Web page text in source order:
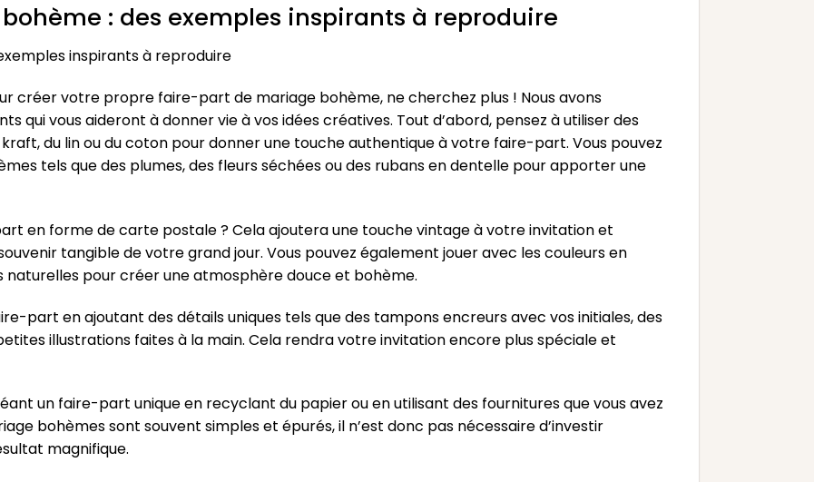
: des exemples inspirants à reproduire
inspirants à reproduire
créer votre propre faire-part de mariage bohème, ne cherchez plus ! Nous avons
qui vous aideront à donner vie à vos idées créatives. Tout d’abord, pensez à utiliser des
du lin ou du coton pour donner une touche authentique à votre faire-part. Vous pouvez
tels que des plumes, des fleurs séchées ou des rubans en dentelle pour apporter une
en forme de carte postale ? Cela ajoutera une touche vintage à votre invitation et
tangible de votre grand jour. Vous pouvez également jouer avec les couleurs en
naturelles pour créer une atmosphère douce et bohème.
part en ajoutant des détails uniques tels que des tampons encreurs avec vos initiales, des
illustrations faites à la main. Cela rendra votre invitation encore plus spéciale et
un faire-part unique en recyclant du papier ou en utilisant des fournitures que vous avez
bohèmes sont souvent simples et épurés, il n’est donc pas nécessaire d’investir
magnifique.